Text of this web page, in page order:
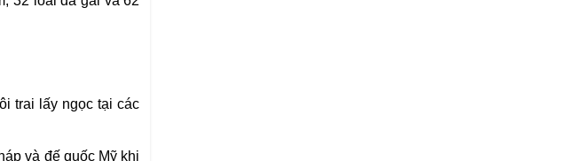
trai lấy ngọc tại các
và đế quốc Mỹ khi